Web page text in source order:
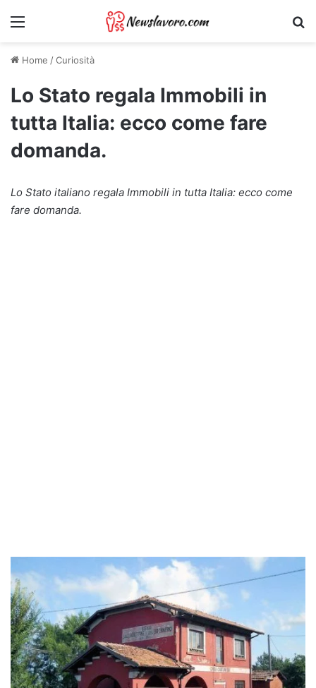
Menu
Home /Curiosità
Lo Stato regala Immobili in
tutta Italia: ecco come fare
domanda.
Lo Stato italiano regala Immobili in tutta Italia: ecco come
fare domanda.